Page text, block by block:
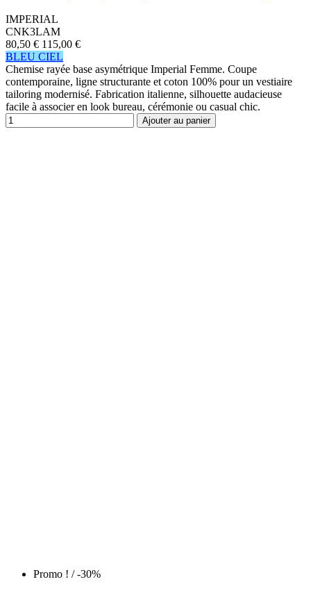
IMPERIAL
CNK3LAM
80,50 € 115,00 €
BLEU CIEL
Chemise rayée base asymétrique Imperial Femme. Coupe
contemporaine, ligne structurante et coton 100% pour un vestiaire
tailoring modernisé. Fabrication italienne, silhouette audacieuse
facile à associer en look bureau, cérémonie ou casual chic.
Ajouter au panier
Promo ! / -30%